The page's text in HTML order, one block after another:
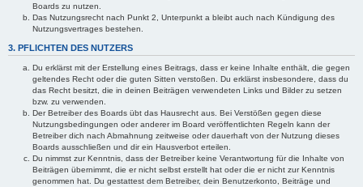
Boards zu nutzen.
Das Nutzungsrecht nach Punkt 2, Unterpunkt a bleibt auch nach Kündigung des
Nutzungsvertrages bestehen.
3. PFLICHTEN DES NUTZERS
Du erklärst mit der Erstellung eines Beitrags, dass er keine Inhalte enthält, die gegen
geltendes Recht oder die guten Sitten verstoßen. Du erklärst insbesondere, dass du
das Recht besitzt, die in deinen Beiträgen verwendeten Links und Bilder zu setzen
bzw. zu verwenden.
Der Betreiber des Boards übt das Hausrecht aus. Bei Verstößen gegen diese
Nutzungsbedingungen oder anderer im Board veröffentlichten Regeln kann der
Betreiber dich nach Abmahnung zeitweise oder dauerhaft von der Nutzung dieses
Boards ausschließen und dir ein Hausverbot erteilen.
Du nimmst zur Kenntnis, dass der Betreiber keine Verantwortung für die Inhalte von
Beiträgen übernimmt, die er nicht selbst erstellt hat oder die er nicht zur Kenntnis
genommen hat. Du gestattest dem Betreiber, dein Benutzerkonto, Beiträge und